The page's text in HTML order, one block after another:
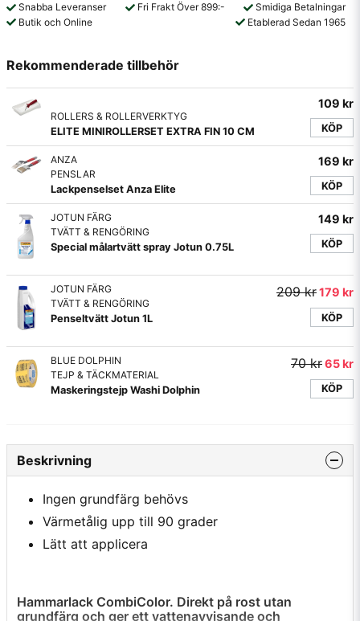
Snabba Leveranser Fri Frakt Över 899:-
Smidiga Betalningar
Butik och Online
Etablerad Sedan 1965
Rekommenderade tillbehör
ROLLERS & ROLLERVERKTYG
ELITE MINIROLLERSET EXTRA FIN 10 CM
109 kr
KÖP
ANZA
PENSLAR
Lackpenselset Anza Elite
169 kr
KÖP
JOTUN FÄRG
TVÄTT & RENGÖRING
Special målartvätt spray Jotun 0.75L
149 kr
KÖP
JOTUN FÄRG
TVÄTT & RENGÖRING
Penseltvätt Jotun 1L
209 kr179 kr
KÖP
BLUE DOLPHIN
TEJP & TÄCKMATERIAL
Maskeringstejp Washi Dolphin
70 kr65 kr
KÖP
Beskrivning
Ingen grundfärg behövs
Värmetålig upp till 90 grader
Lätt att applicera
Hammarlack CombiColor. Direkt på rost utan
grundfärg och ger ett vattenavvisande och